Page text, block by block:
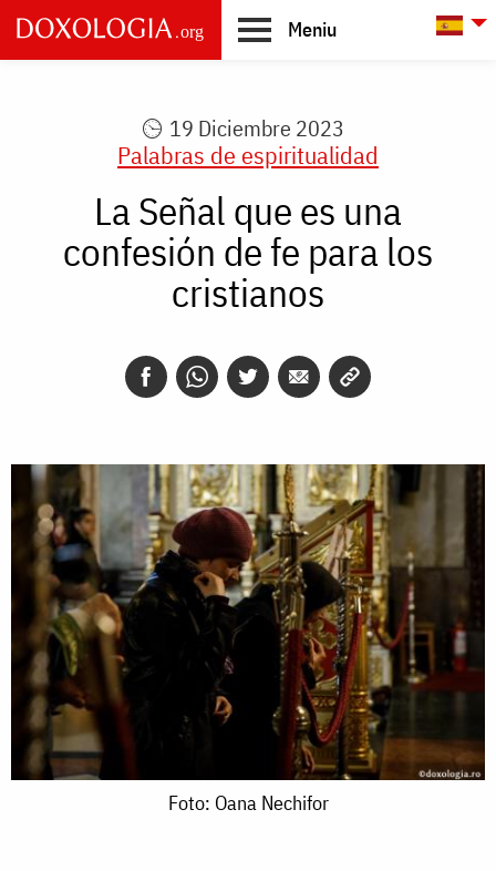
Skip to main content
Meniu
19 Diciembre 2023
Palabras de espiritualidad
La Señal que es una
confesión de fe para los
cristianos
Foto: Oana Nechifor